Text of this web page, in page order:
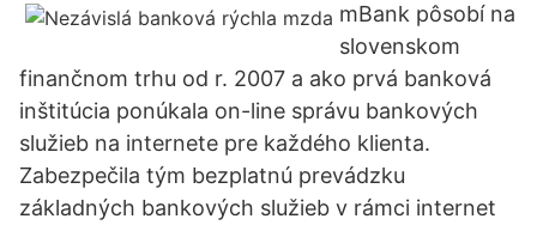
mBank pôsobí na
slovenskom
finančnom trhu od r. 2007 a ako prvá banková
inštitúcia ponúkala on-line správu bankových
služieb na internete pre každého klienta.
Zabezpečila tým bezplatnú prevádzku
základných bankových služieb v rámci internet